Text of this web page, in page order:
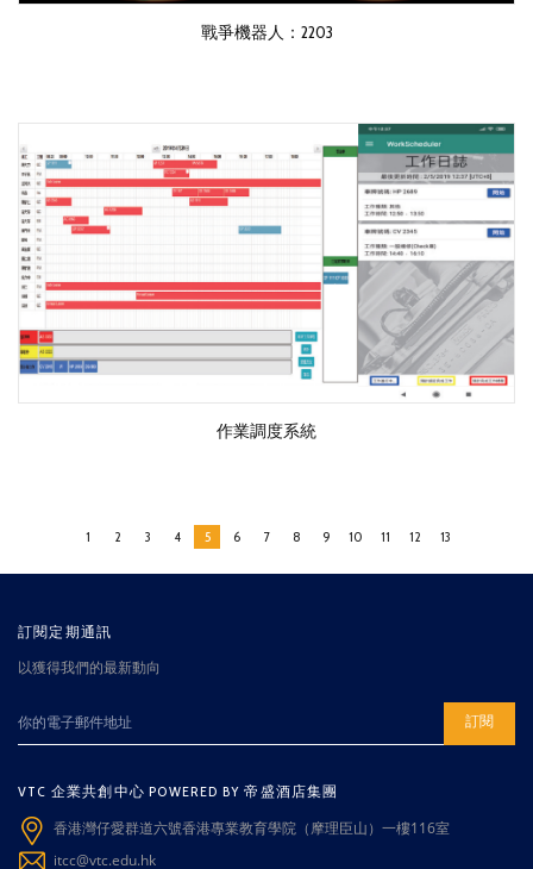
戰爭機器人：2203
作業調度系統
1 2 3 4 5 6 7 8 9 10 11 12 13
訂閱定期通訊
以獲得我們的最新動向
訂閱
VTC 企業共創中心 POWERED BY 帝盛酒店集團
香港灣仔愛群道六號香港專業教育學院（摩理臣山）一樓116室
itcc@vtc.edu.hk